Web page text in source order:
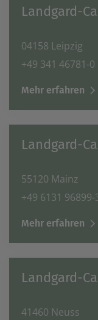
Landgard-
04158 Leipzig
+49 341 46781-0
Mehr erfahren
Landgard-
55120 Mainz
+49 6131 96899-
Mehr erfahren
Landgard-
41460 Neuss